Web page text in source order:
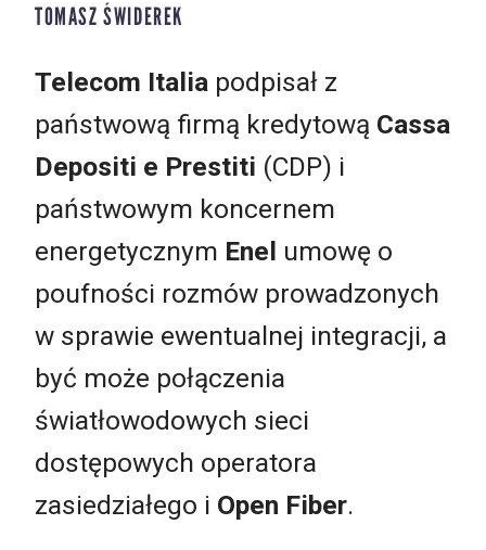
TOMASZ ŚWIDEREK
Telecom Italia podpisał z
państwową firmą kredytową Cassa
Depositi e Prestiti (CDP) i
państwowym koncernem
energetycznym Enel umowę o
poufności rozmów prowadzonych
w sprawie ewentualnej integracji, a
być może połączenia
światłowodowych sieci
dostępowych operatora
zasiedziałego i Open Fiber.